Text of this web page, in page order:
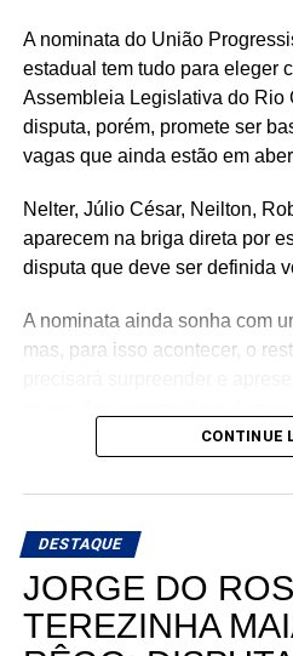
A nominata do União
estadual tem tudo para eleger
Assembleia Legislativa do Rio
disputa, porém, promete ser
vagas que ainda estão em
Nelter, Júlio César, Neilton,
aparecem na briga direta por
disputa que deve ser definida
A nominata ainda sonha com
mas, para isso acontecer, o
Teoricamente, Kleber
Allyson Bezerra, pré-
votação dentro da nominata.
Com cinco cadeiras
dependendo de um
CONTINUE
DESTAQUE
JORGE DO
TEREZINHA